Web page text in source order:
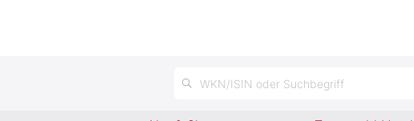
WKN/ISIN oder Suchbegriff